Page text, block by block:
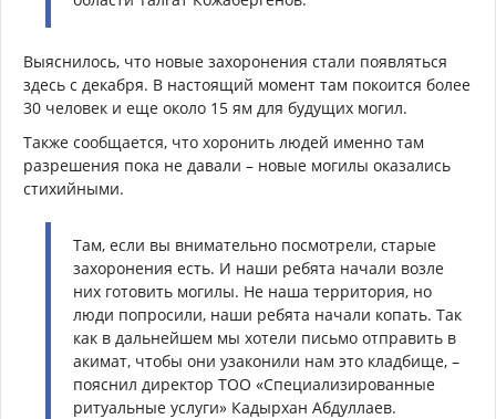
Выяснилось, что новые захоронения стали появляться
здесь с декабря. В настоящий момент там покоится более
30 человек и еще около 15 ям для будущих могил.
Также сообщается, что хоронить людей именно там
разрешения пока не давали – новые могилы оказались
стихийными.
Там, если вы внимательно посмотрели, старые
захоронения есть. И наши ребята начали возле
них готовить могилы. Не наша территория, но
люди попросили, наши ребята начали копать. Так
как в дальнейшем мы хотели письмо отправить в
акимат, чтобы они узаконили нам это кладбище, –
пояснил директор ТОО «Специализированные
ритуальные услуги» Кадырхан Абдуллаев.